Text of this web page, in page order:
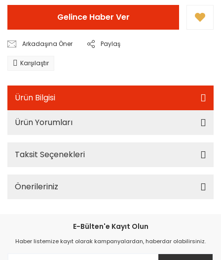
Gelince Haber Ver
Arkadaşına Öner Paylaş
Karşılaştır
Ürün Bilgisi
Ürün Yorumları
Taksit Seçenekleri
Önerileriniz
E-Bülten'e Kayıt Olun
Haber listemize kayıt olarak kampanyalardan, haberdar olabilirsiniz.